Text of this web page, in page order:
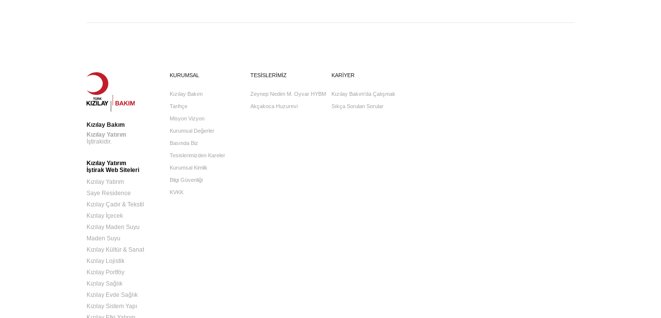
Kızılay Bakım
Kızılay Yatırım
İştirakidir.
Kızılay Yatırım
İştirak Web Siteleri
Kızılay Yatırım
Saye Residence
Kızılay Çadır & Tekstil
Kızılay İçecek
Kızılay Maden Suyu
Maden Suyu
Kızılay Kültür & Sanat
Kızılay Lojistik
Kızılay Portföy
Kızılay Sağlık
Kızılay Evde Sağlık
Kızılay Sistem Yapı
KURUMSAL
Kızılay Bakım
Tarihçe
Misyon Vizyon
Kurumsal Değerler
Basında Biz
Tesislerimizden Kareler
Kurumsal Kimlik
Bilgi Güvenliği
KVKK
TESİSLERİMİZ
Zeynep Nedim M. Oyvar HYBM
Akçakoca Huzurevi
KARİYER
Kızılay Bakım'da Çalışmak
Sıkça Sorulan Sorular